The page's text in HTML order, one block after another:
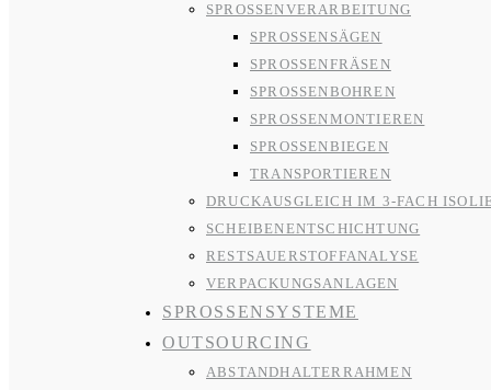
SPROSSENVERARBEITUNG
SPROSSENSÄGEN
SPROSSENFRÄSEN
SPROSSENBOHREN
SPROSSENMONTIEREN
SPROSSENBIEGEN
TRANSPORTIEREN
DRUCKAUSGLEICH IM 3-FACH
SCHEIBENENTSCHICHTUNG
RESTSAUERSTOFFANALYSE
VERPACKUNGSANLAGEN
SPROSSENSYSTEME
OUTSOURCING
ABSTANDHALTERRAHMEN